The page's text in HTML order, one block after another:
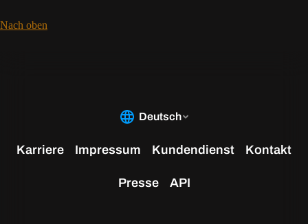
Nach oben